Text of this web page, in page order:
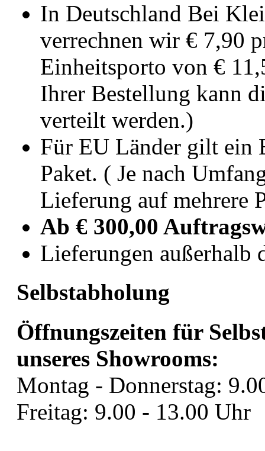
In Deutschland Bei
verrechnen wir € 7,90
Einheitsporto von €
Ihrer Bestellung kann
verteilt werden.)
Für EU Länder gilt ein
Paket. ( Je nach
Lieferung auf mehrere
Ab € 300,00
Lieferungen außerhalb
Selbstabholung
Öffnungszeiten für
unseres Showrooms:
Montag - Donnerstag:
Freitag: 9.00 - 13.00 Uhr